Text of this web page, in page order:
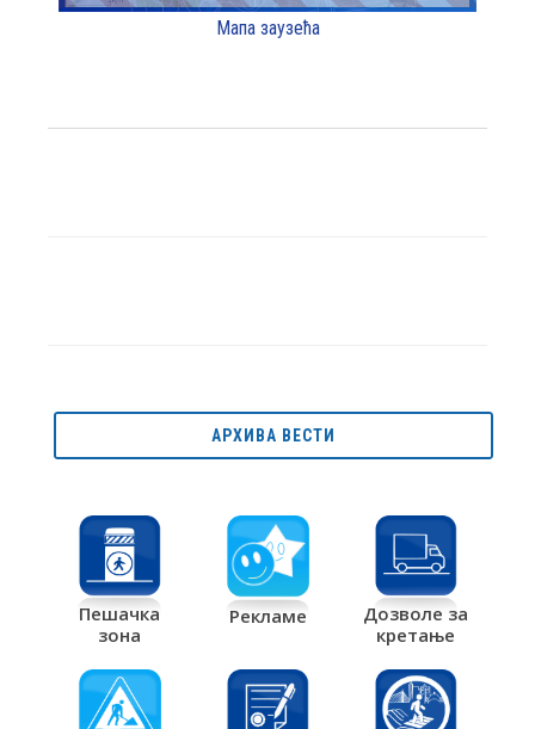
Мапа заузећа
АРХИВА ВЕСТИ
Пешачка
зона
Рекламе
Дозволе за
кретање